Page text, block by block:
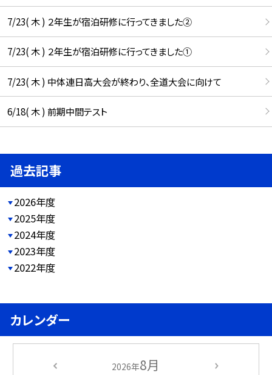
7/23( 木 ) ２年生が宿泊研修に行ってきました②
7/23( 木 ) ２年生が宿泊研修に行ってきました①
7/23( 木 ) 中体連日高大会が終わり、全道大会に向けて
6/18( 木 ) 前期中間テスト
過去記事
2026年度
2025年度
2024年度
2023年度
2022年度
カレンダー
2026年8月